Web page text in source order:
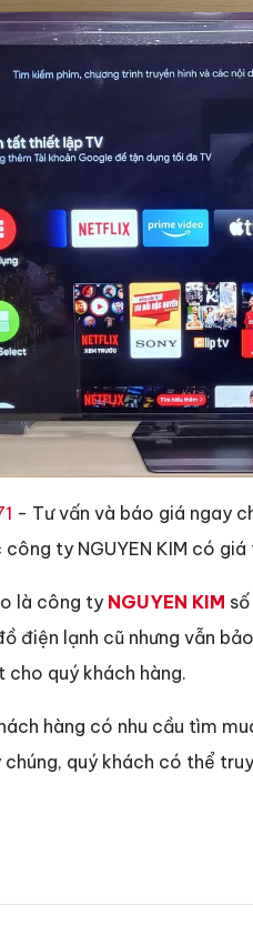
- Tư vấn và báo giá ngay
công ty NGUYEN KIM có
là công ty NGUYEN KIM
điện lạnh cũ nhưng vẫn
cho quý khách hàng.
hàng có nhu cầu tìm
chúng, quý khách có thể